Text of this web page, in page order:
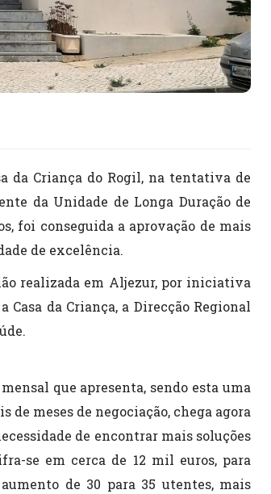
da Criança do Rogil, na tentativa de
da Unidade de Longa Duração de
foi conseguida a aprovação de mais
de excelência.
realizada em Aljezur, por iniciativa
da Criança, a Direcção Regional
que apresenta, sendo esta uma
de meses de negociação, chega agora
de encontrar mais soluções
se em cerca de 12 mil euros, para
de 30 para 35 utentes, mais